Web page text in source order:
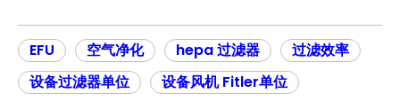
EFU 空气净化 hepa 过滤器
过滤效率
设备过滤器单位
设备风机 Fitler单位